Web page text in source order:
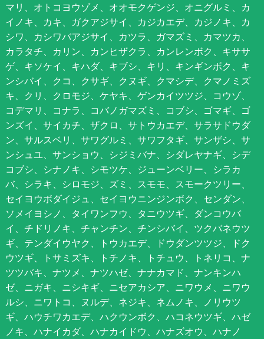
マリ、オトコヨウゾメ、オオモクゲンジ、オニグルミ、カ
イノキ、カキ、ガクアジサイ、カジカエデ、カジノキ、カ
シワ、カシワバアジサイ、カツラ、ガマズミ、カマツカ、
カラタチ、カリン、カンヒザクラ、カンレンボク、キササ
ゲ、キソケイ、キハダ、キブシ、キリ、キンギンボク、キ
ンシバイ、クコ、クサギ、クヌギ、クマシデ、クマノミズ
キ、クリ、クロモジ、ケヤキ、ゲンカイツツジ、コウゾ、
コデマリ、コナラ、コバノガマズミ、コブシ、ゴマギ、ゴ
ンズイ、サイカチ、ザクロ、サトウカエデ、サラサドウダ
ン、サルスベリ、サワグルミ、サワフタギ、サンザシ、サ
ンシュユ、サンショウ、シジミバナ、シダレヤナギ、シデ
コブシ、シナノキ、シモツケ、ジューンベリー、シラカ
バ、シラキ、シロモジ、ズミ、スモモ、スモークツリー、
セイヨウボダイジュ、セイヨウニンジンボク、センダン、
ソメイヨシノ、タイワンフウ、タニウツギ、ダンコウバ
イ、チドリノキ、チャンチン、チンシバイ、ツクバネウツ
ギ、テンダイウヤク、トウカエデ、ドウダンツツジ、ドク
ウツギ、トサミズキ、トチノキ、トチュウ、トネリコ、ナ
ツツバキ、ナツメ、ナツハゼ、ナナカマド、ナンキンハ
ゼ、ニガキ、ニシキギ、ニセアカシア、ニワウメ、ニワウ
ルシ、ニワトコ、ヌルデ、ネジキ、ネムノキ、ノリウツ
ギ、ハウチワカエデ、ハクウンボク、ハコネウツギ、ハゼ
ノキ、ハナイカダ、ハナカイドウ、ハナズオウ、ハナノ